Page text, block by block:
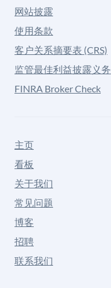
网站披露
使用条款
客户关系摘要表 (CRS)
监管最佳利益披露义务
FINRA Broker Check
主页
看板
关于我们
常见问题
博客
招聘
联系我们